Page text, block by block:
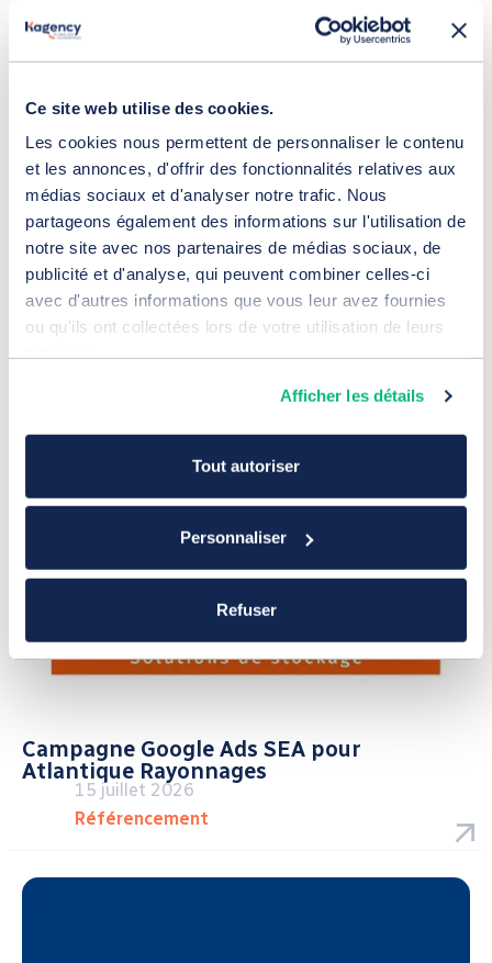
Ce site web utilise des cookies.
Les cookies nous permettent de personnaliser le contenu
et les annonces, d'offrir des fonctionnalités relatives aux
médias sociaux et d'analyser notre trafic. Nous
partageons également des informations sur l'utilisation de
notre site avec nos partenaires de médias sociaux, de
publicité et d'analyse, qui peuvent combiner celles-ci
avec d'autres informations que vous leur avez fournies
ou qu'ils ont collectées lors de votre utilisation de leurs
Afficher les détails
Tout autoriser
Personnaliser
Refuser
Les leviers SEO indispensables pour le
référencement naturel B2B
21 juillet 2026
Campagne Google Ads SEA pour
Atlantique Rayonnages
15 juillet 2026
Référencement